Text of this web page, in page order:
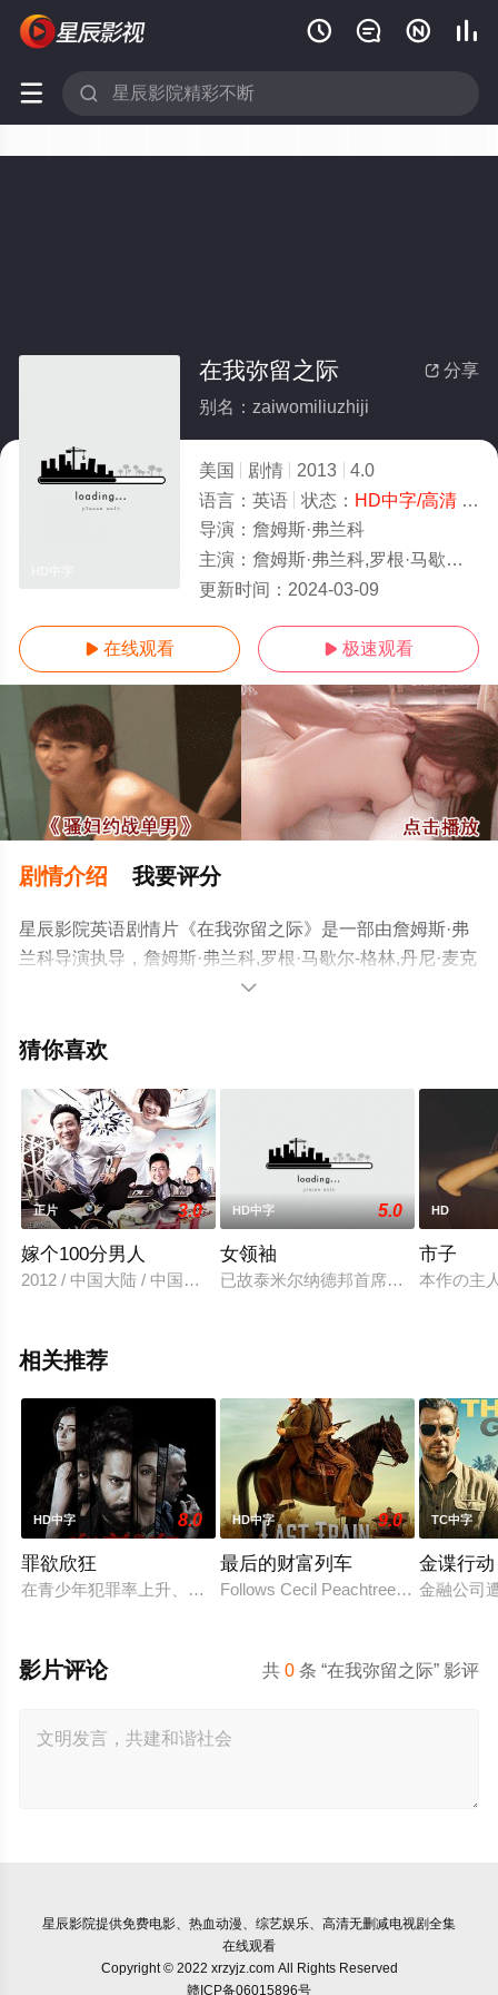
   
 
 分享
在我弥留之际
别名：zaiwomiliuzhiji
美国 剧情 2013
4.0
语言： 英语 状态： HD中字/高清- 免费在线观看
导演： 詹姆斯·弗兰科
主演： 詹姆斯·弗兰科,罗根·马歇尔-格林,丹尼·麦克布莱德,蒂姆·布雷克·尼尔森,贝丝·格兰特,理查德·詹金斯,杰西·
更新时间： 2024-03-09
 在线观看  极速观看
剧情介绍 我要评分
星辰影院英语剧情片《在我弥留之际》是一部由詹姆斯·弗
兰科导演执导，詹姆斯·弗兰科,罗根·马歇尔-格林,丹尼·麦克
布莱德,蒂姆·布雷克·尼尔森,贝丝·格兰特,理查德·詹金斯,杰
影，手机免费观看高清未删减完整版电影大全就来星辰电
等平台了解。

猜你喜欢
正片 3.0
嫁个100分男人
2012 / 中国大陆 / 中国香港 / 郑中基,梁咏琪,杜汶泽
HD中字 5.0
女领袖
已故泰米尔纳德邦首席部长
HD
市子
本作の主
相关推荐
HD中字 8.0
罪欲欣狂
在青少年犯罪率上升、价值观逐渐消退的当下，社会不得不面
HD中字 9.0
最后的财富列车
Follows Cecil Peachtree, a
TC中字
金谍行动
金融公司
共0 条 “在我弥留之际” 影评
影片评论
星辰影院提供免费电影、热血动漫、综艺娱乐、高清无删减电视剧全集
在线观看
Copyright © 2022 xrzyjz.com All Rights Reserved
赣ICP备06015896号